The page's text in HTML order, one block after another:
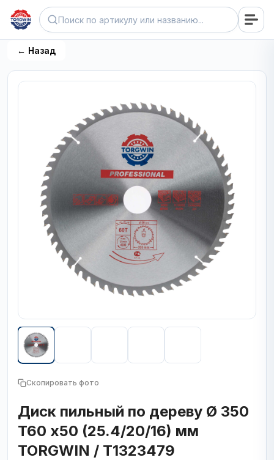
← Назад
Скопировать фото
Диск пильный по дереву Ø 350
T60 х50 (25.4/20/16) мм
TORGWIN / T1323479